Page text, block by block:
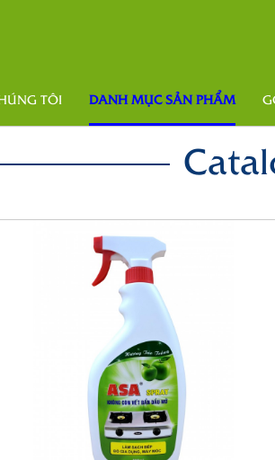
TÔI DANH MỤC SẢN PHẨM